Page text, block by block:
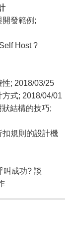
開發範例;
Host ?
; 2018/03/25
式; 2018/04/01
結構的技巧;
規則的設計機
叫成功? 談